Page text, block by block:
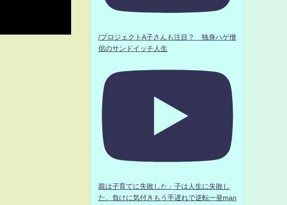
/プロジェクトA子さんも注目？ 独身ハゲ僧
侶のサンドイッチ人生
親は子育てに失敗した」子は人生に失敗し
た。負けに気付きもう手遅れで逆転一発man